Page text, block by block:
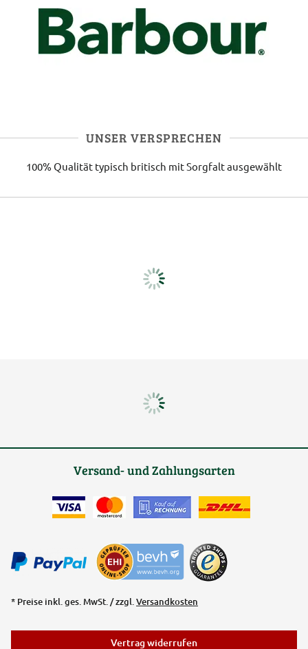
UNSER VERSPRECHEN
100% Qualität typisch britisch mit Sorgfalt ausgewählt
Versand- und Zahlungsarten
* Preise inkl. ges. MwSt. / zzgl.Versandkosten
Vertrag widerrufen